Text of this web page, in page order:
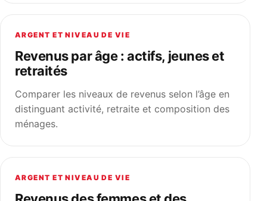
ARGENT ET NIVEAU DE VIE
Revenus par âge : actifs, jeunes et
retraités
Comparer les niveaux de revenus selon l’âge en
distinguant activité, retraite et composition des
ménages.
ARGENT ET NIVEAU DE VIE